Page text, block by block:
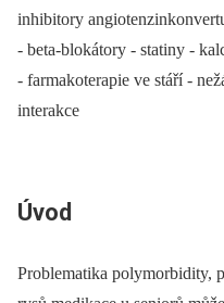
inhibitory
-⁠ beta-blokátory -⁠ statiny -⁠
-⁠ farmakoterapie ve stáří -⁠
interakce
Úvod
Problematika polymorbidity,